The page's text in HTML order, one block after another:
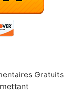
Gratuits